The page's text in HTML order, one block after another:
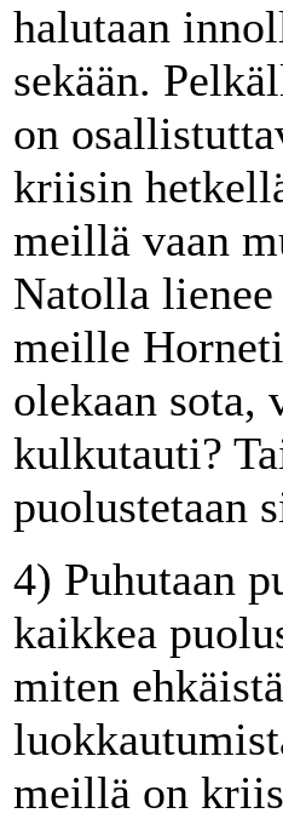
halutaan
sekään.
on
kriisin
meillä vaan
Natolla
meille
olekaan sota,
kulkutauti?
puolustetaan
4) Puhutaan
kaikkea
miten
meillä on